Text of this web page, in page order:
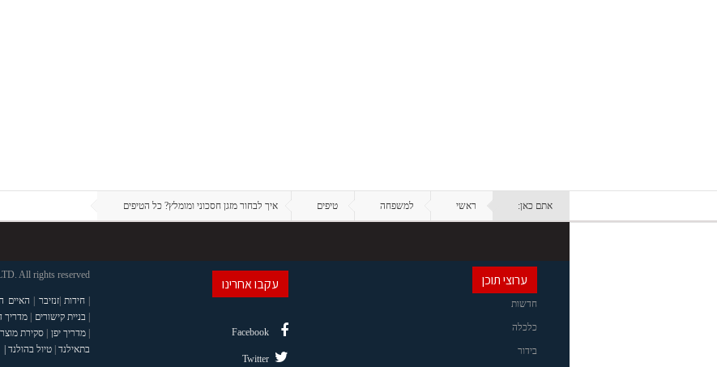
אתם כאן: ראשי למשפחה טיפים איך לבחור מזגן חסכוני ומומלץ? כל הטיפים
ערוצי תוכן
חדשות
כלכלה
בידור
עקבו אחרינו
Facebook
Twitter
All rights reserved
| חידות |זנזיבר | האיים
| בניית קישורים |מדריך
| מדריך יפן |סקירת
בתאילנד| טיול בהולנד |